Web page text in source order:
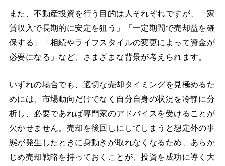
また、不動産投資を行う目的は人それぞれですが、「家
賃収入で長期的に安定を狙う」「一定期間で売却益を確
保する」「相続やライフスタイルの変更によって資金が
必要になる」など、さまざまな背景が考えられます。
いずれの場合でも、適切な売却タイミングを見極めるた
めには、市場動向だけでなく自分自身の状況を冷静に分
析し、必要であれば専門家のアドバイスを受けることが
欠かせません。売却を後回しにしてしまうと想定外の事
態が発生したときに身動きが取れなくなるため、あらか
じめ売却戦略を持っておくことが、投資を成功に導く大